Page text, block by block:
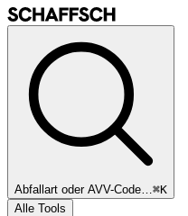
Abfallart oder AVV-Code…⌘K
Alle Tools